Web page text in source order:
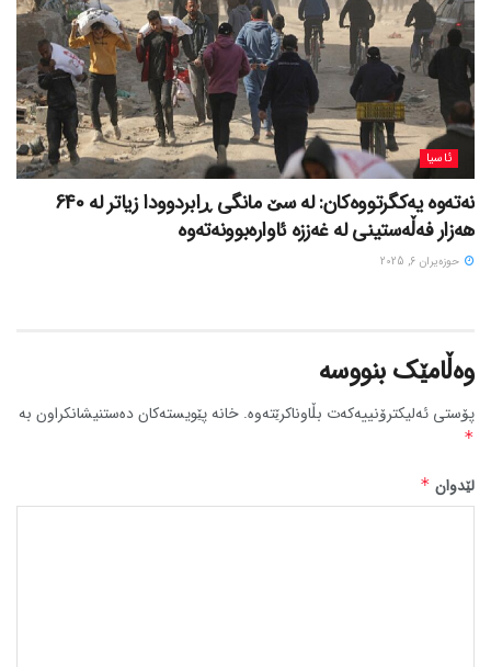
ئاسیا
نەتەوە یەکگرتووەکان: لە سێ مانگی ڕابردوودا زیاتر لە 640
هەزار فەڵەستینی لە غەززە ئاوارەبوونەتەوە
حوزه‌یران 6, 2025
وەڵامێک بنووسە
پۆستی ئەلیکترۆنییەکەت بڵاوناکرێتەوە. خانە پێویستەکان دەستنیشانکراون بە
*
لێدوان *